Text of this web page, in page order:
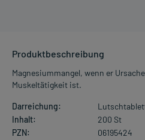
Produktbeschreibung
Magnesiummangel, wenn er
Muskeltätigkeit ist.
Darreichung:
Inhalt:
200 St
PZN:
06195424